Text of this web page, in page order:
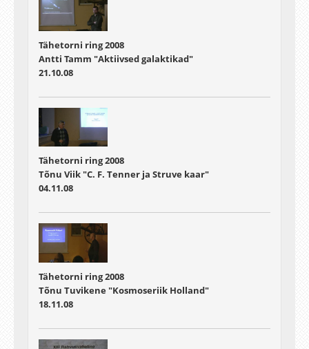
Tähetorni ring 2008
Antti Tamm "Aktiivsed galaktikad"
21.10.08
Tähetorni ring 2008
Tõnu Viik "C. F. Tenner ja Struve kaar"
04.11.08
Tähetorni ring 2008
Tõnu Tuvikene "Kosmoseriik Holland"
18.11.08